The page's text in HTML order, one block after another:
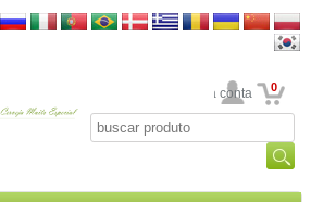
Sua conta 0